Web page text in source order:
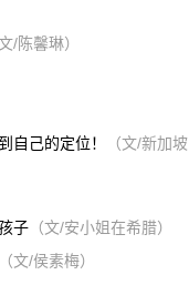
文/陈馨琳）
自己的定位！
（文/新加坡
子 （文/安小姐在希腊）
（文/侯素梅）